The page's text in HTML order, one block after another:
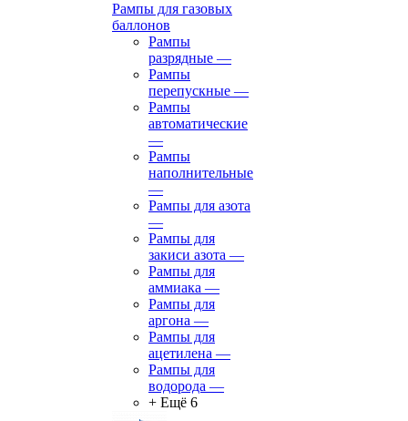
Рампы для газовых
баллонов
Рампы
разрядные —
Рампы
перепускные —
Рампы
автоматические
—
Рампы
наполнительные
—
Рампы для азота
—
Рампы для
закиси азота —
Рампы для
аммиака —
Рампы для
аргона —
Рампы для
ацетилена —
Рампы для
водорода —
+ Ещё 6